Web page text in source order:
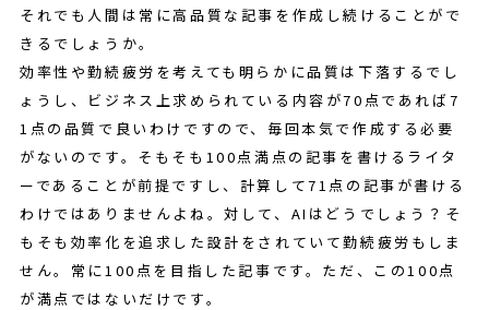
それでも人間は常に高品質な記事を作成し続けることがで
きるでしょうか。
効率性や勤続疲労を考えても明らかに品質は下落するでし
ょうし、ビジネス上求められている内容が70点であれば7
1点の品質で良いわけですので、毎回本気で作成する必要
がないのです。そもそも100点満点の記事を書けるライタ
ーであることが前提ですし、計算して71点の記事が書ける
わけではありませんよね。対して、AIはどうでしょう？そ
もそも効率化を追求した設計をされていて勤続疲労もしま
せん。常に100点を目指した記事です。ただ、この100点
が満点ではないだけです。